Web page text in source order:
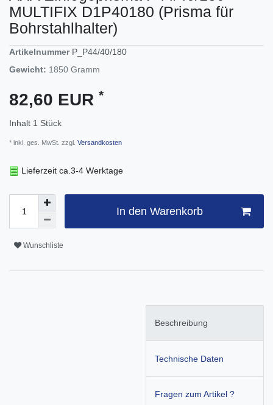
MULTIFIX D1P40180 (Prisma für
Bohrstahlhalter)
Artikelnummer P_P44/40/180
Gewicht: 1850 Gramm
82,60 EUR *
Inhalt 1 Stück
* inkl. ges. MwSt. zzgl. Versandkosten
Lieferzeit ca.3-4 Werktage
In den Warenkorb
Wunschliste
Beschreibung
Technische Daten
Fragen zum Artikel ?